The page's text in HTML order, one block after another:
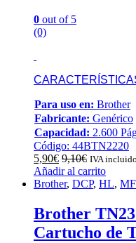
0 out of 5
(0)
Para uso en: Brother
Fabricante: Genérico
Capacidad: 2.600
Código: 44BTN2220
5,90€ 9,10€ IVA incluido
Añadir al carrito
Brother, DCP, HL,
Brother
Cartucho de